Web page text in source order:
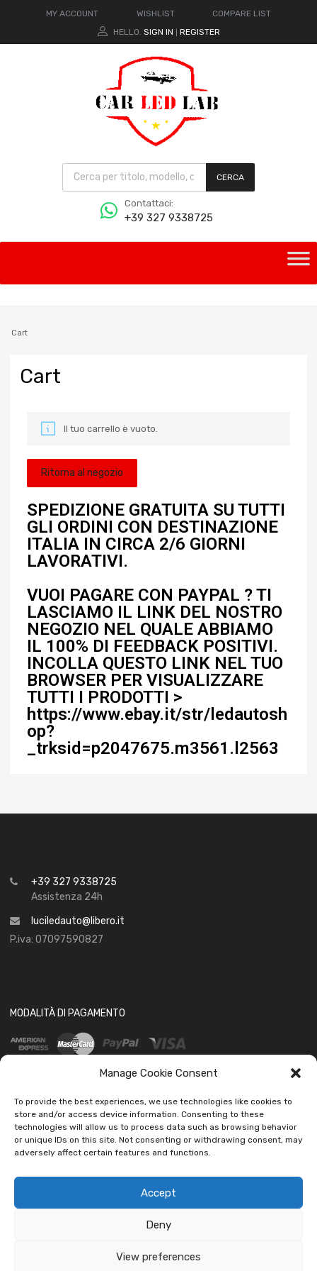
Manage Cookie Consent
To provide the best experiences, we use technologies like cookies to
store and/or access device information. Consenting to these
technologies will allow us to process data such as browsing behavior
or unique IDs on this site. Not consenting or withdrawing consent, may
adversely affect certain features and functions.
Accept
Deny
View preferences
MY ACCOUNT WISHLIST
COMPARE LIST
HELLO. SIGN IN REGISTER
CERCA
Contattaci:
+39 327 9338725
Cart
Cart
Il tuo carrello è vuoto.
Ritorna al negozio
SPEDIZIONE GRATUITA SU TUTTI
GLI ORDINI CON DESTINAZIONE
ITALIA IN CIRCA 2/6 GIORNI
LAVORATIVI.
VUOI PAGARE CON PAYPAL ? TI
LASCIAMO IL LINK DEL NOSTRO
NEGOZIO NEL QUALE ABBIAMO
IL 100% DI FEEDBACK POSITIVI.
INCOLLA QUESTO LINK NEL TUO
BROWSER PER VISUALIZZARE
TUTTI I PRODOTTI >
https://www.ebay.it/str/ledautosh
op?
_trksid=p2047675.m3561.l2563
+39 327 9338725
Assistenza 24h
luciledauto@libero.it
P.iva: 07097590827
MODALITÀ DI PAGAMENTO
SOCIAL
Ledautoshop Auto Parts | Icons made by